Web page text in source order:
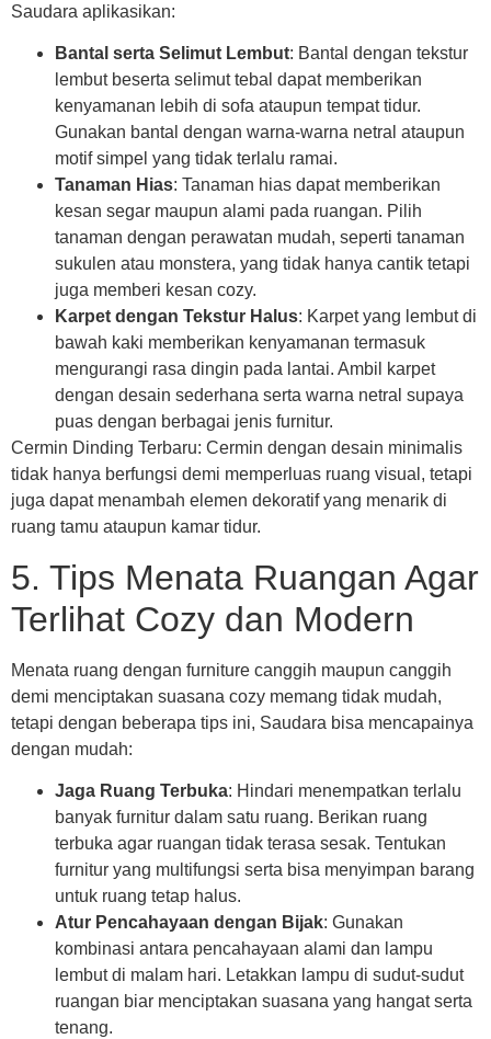
Saudara aplikasikan:
Bantal serta Selimut Lembut: Bantal dengan tekstur
lembut beserta selimut tebal dapat memberikan
kenyamanan lebih di sofa ataupun tempat tidur.
Gunakan bantal dengan warna-warna netral ataupun
motif simpel yang tidak terlalu ramai.
Tanaman Hias: Tanaman hias dapat memberikan
kesan segar maupun alami pada ruangan. Pilih
tanaman dengan perawatan mudah, seperti tanaman
sukulen atau monstera, yang tidak hanya cantik tetapi
juga memberi kesan cozy.
Karpet dengan Tekstur Halus: Karpet yang lembut di
bawah kaki memberikan kenyamanan termasuk
mengurangi rasa dingin pada lantai. Ambil karpet
dengan desain sederhana serta warna netral supaya
puas dengan berbagai jenis furnitur.
Cermin Dinding Terbaru: Cermin dengan desain minimalis
tidak hanya berfungsi demi memperluas ruang visual, tetapi
juga dapat menambah elemen dekoratif yang menarik di
ruang tamu ataupun kamar tidur.
5. Tips Menata Ruangan Agar
Terlihat Cozy dan Modern
Menata ruang dengan furniture canggih maupun canggih
demi menciptakan suasana cozy memang tidak mudah,
tetapi dengan beberapa tips ini, Saudara bisa mencapainya
dengan mudah:
Jaga Ruang Terbuka: Hindari menempatkan terlalu
banyak furnitur dalam satu ruang. Berikan ruang
terbuka agar ruangan tidak terasa sesak. Tentukan
furnitur yang multifungsi serta bisa menyimpan barang
untuk ruang tetap halus.
Atur Pencahayaan dengan Bijak: Gunakan
kombinasi antara pencahayaan alami dan lampu
lembut di malam hari. Letakkan lampu di sudut-sudut
ruangan biar menciptakan suasana yang hangat serta
tenang.